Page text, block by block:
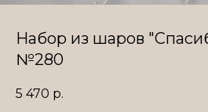
Набор из шаров
№280
5 470 р.